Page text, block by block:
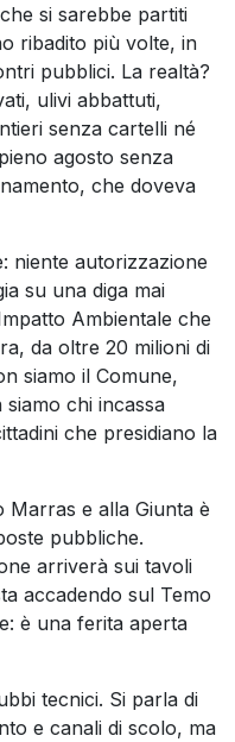
si sarebbe partiti
ribadito più volte, in
pubblici. La realtà?
ulivi abbattuti,
senza cartelli né
agosto senza
che doveva
niente autorizzazione
su una diga mai
Ambientale che
da oltre 20 milioni di
siamo il Comune,
chi incassa
che presidiano la
Marras e alla Giunta è
pubbliche.
arriverà sui tavoli
accadendo sul Temo
è una ferita aperta
tecnici. Si parla di
e canali di scolo, ma